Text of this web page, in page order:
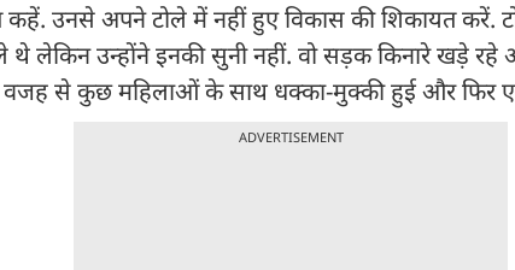
कहें. उनसे अपने टोले में नहीं हुए विकास की शिकायत करें.
थे लेकिन उन्होंने इनकी सुनी नहीं. वो सड़क किनारे खड़े
वजह से कुछ महिलाओं के साथ धक्का-मुक्की हुई और फिर
ADVERTISEMENT